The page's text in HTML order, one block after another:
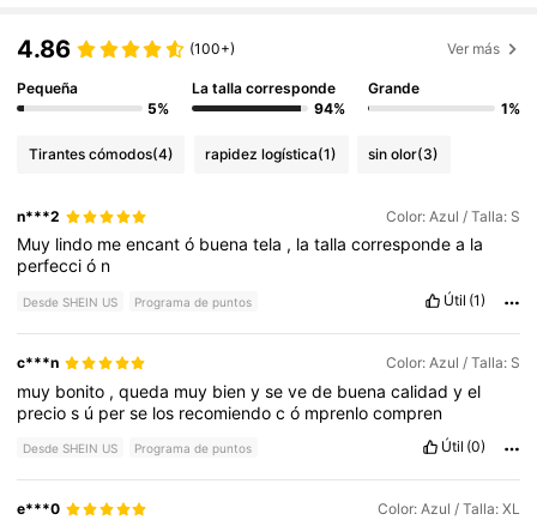
4.86 (100+) Ver más
Pequeña
5%
La talla corresponde
94%
Grande
1%
Tirantes cómodos(4) rapidez logística(1) sin olor(3)
n***2 Color: Azul / Talla: S
Muy lindo meencantó buenatela , latallacorrespondea la
perfecció n
Desde SHEIN US Programa de puntos Útil (1)
c***n Color: Azul / Talla: S
muy bonito ,queda muy bienysevede buenacalidadyel
precios ú perse los recomiendocó mprenlocompren
Desde SHEIN US Programa de puntos Útil (0)
e***0 Color: Azul / Talla: XL